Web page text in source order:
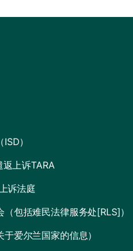
）
上诉TARA
诉法庭
包括难民法律服务处[RLS]）
爱尔兰国家的信息）